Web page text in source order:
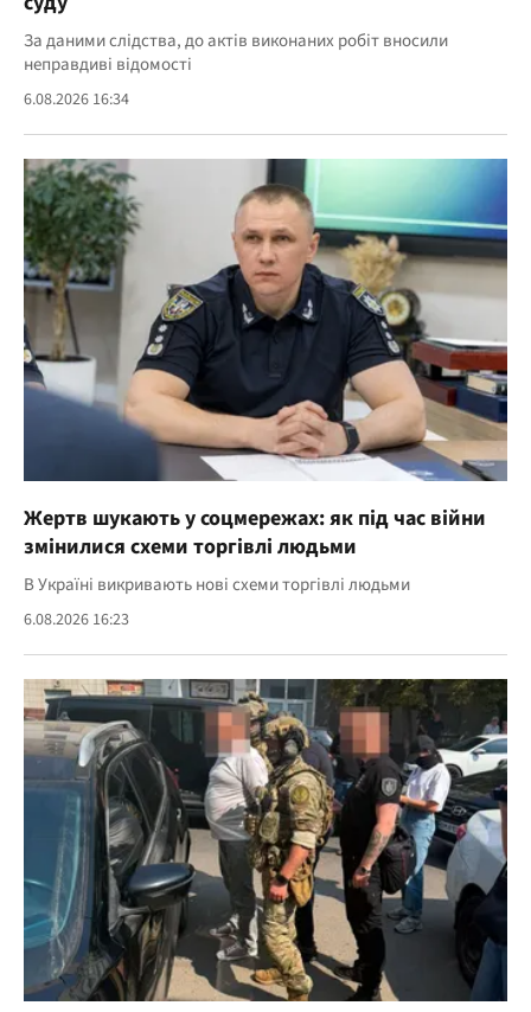
За даними слідства, до актів виконаних робіт вносили
неправдиві відомості
6.08.2026 16:34
Жертв шукають у соцмережах: як під час війни
змінилися схеми торгівлі людьми
В Україні викривають нові схеми торгівлі людьми
6.08.2026 16:23